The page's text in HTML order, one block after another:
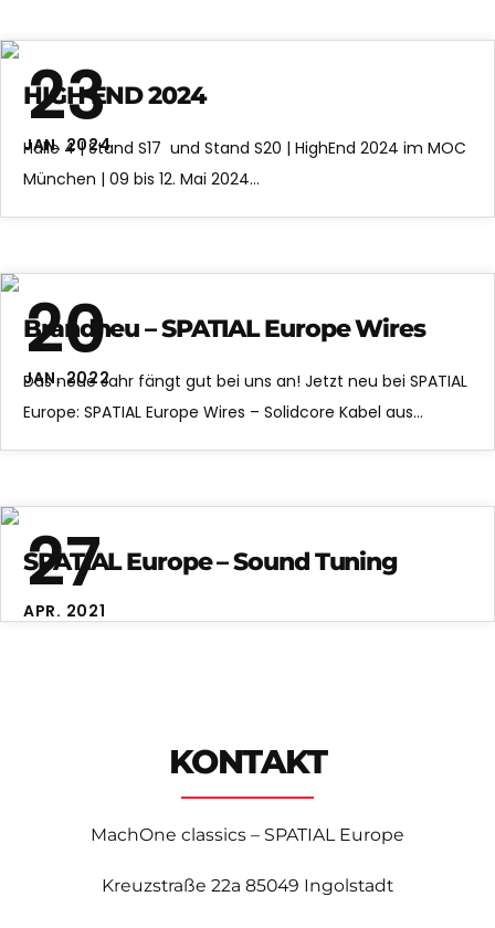
23
JAN. 2024
HIGH END 2024
Halle 4 | Stand S17 und Stand S20 | HighEnd 2024 im MOC
München | 09 bis 12. Mai 2024…
20
JAN. 2022
Brandneu – SPATIAL Europe Wires
Das neue Jahr fängt gut bei uns an! Jetzt neu bei SPATIAL
Europe: SPATIAL Europe Wires – Solidcore Kabel aus…
27
APR. 2021
SPATIAL Europe – Sound Tuning
KONTAKT
MachOne classics – SPATIAL Europe
Kreuzstraße 22a 85049 Ingolstadt